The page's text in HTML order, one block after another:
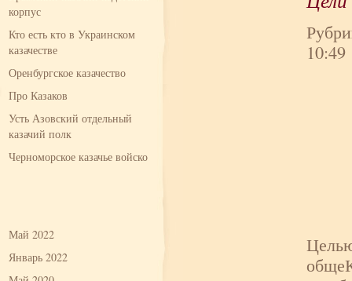
корпус
Кто есть кто в Украинском
казачестве
Оренбургское казачество
Про Казаков
Усть Азовский отдельный
казачий полк
Черноморское казачье войско
Май 2022
Январь 2022